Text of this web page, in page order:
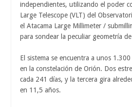
independientes, utilizando el poder
Large Telescope (VLT) del
el Atacama Large Millimeter /
para sondear la peculiar geometría
El sistema se encuentra a unos
en la constelación de Orión. Dos
cada 241 días, y la tercera gira
en 11,5 años.